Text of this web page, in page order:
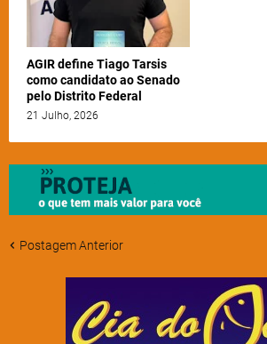
AGIR define Tiago Tarsis
como candidato ao Senado
pelo Distrito Federal
21 Julho, 2026
Postagem Anterior